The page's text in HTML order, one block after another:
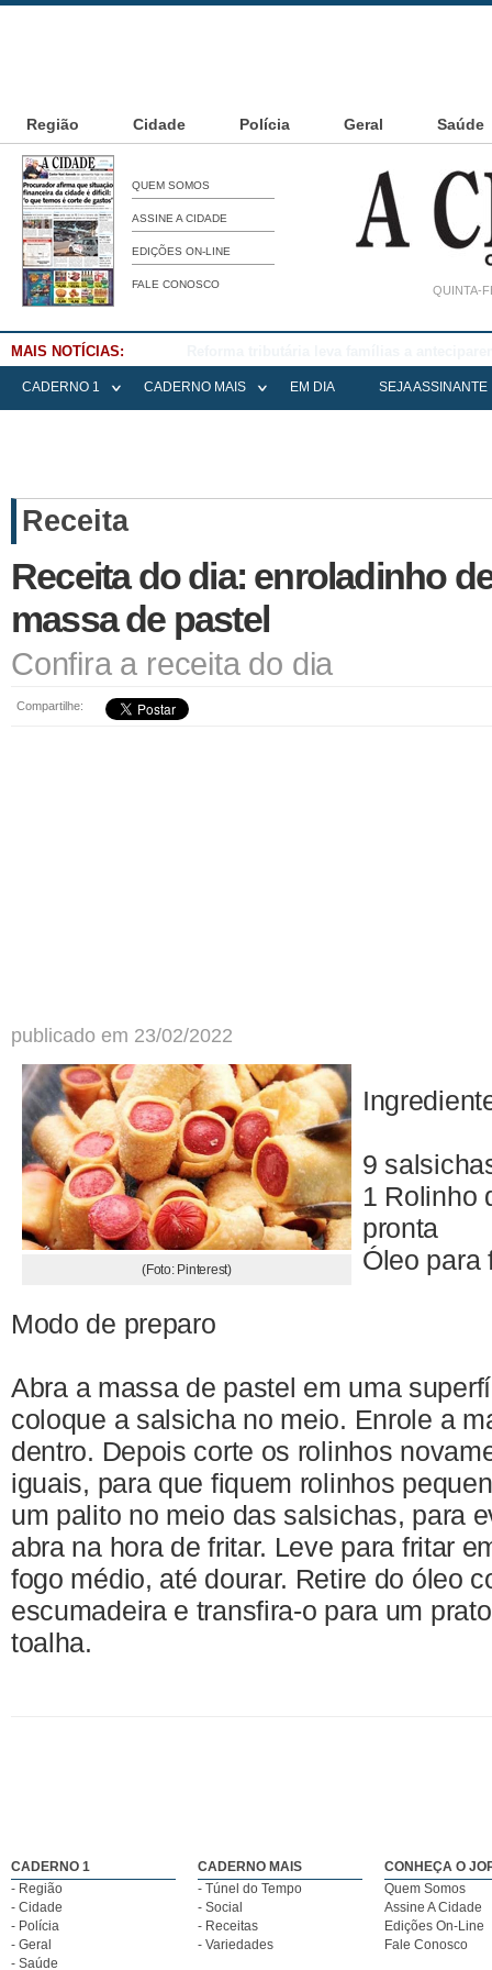
Região Cidade Polícia Geral Saúde
QUEM SOMOS
ASSINE A CIDADE
EDIÇÕES ON-LINE
FALE CONOSCO QUINTA-
MAIS NOTÍCIAS:
CADERNO 1 CADERNO MAIS EM DIA SEJA ASSINANTE
Receita
Receita do dia: enroladinho
massa de pastel
Confira a receita do dia
Compartilhe:
publicado em 23/02/2022
(Foto: Pinterest)
9
1 Rolinho
pronta
Óleo para
Modo de preparo
Abra a massa de pastel em uma
coloque a salsicha no meio. Enrole a
dentro. Depois corte os rolinhos
iguais, para que fiquem rolinhos
um palito no meio das salsichas, para
abra na hora de fritar. Leve para fritar
fogo médio, até dourar. Retire do óleo
escumadeira e transfira-o para um
toalha.
CADERNO 1
- Região
- Cidade
- Polícia
- Geral
- Saúde
CADERNO MAIS
- Túnel do Tempo
- Social
- Receitas
- Variedades
CONHEÇA O
Quem Somos
Assine A Cidade
Edições On-Line
Fale Conosco